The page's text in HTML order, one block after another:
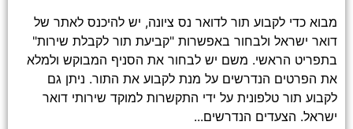
מבוא כדי לקבוע תור לדואר נס ציונה, יש להיכנס לאתר של
דואר ישראל ולבחור באפשרות "קביעת תור לקבלת שירות"
בתפריט הראשי. משם יש לבחור את הסניף המבוקש ולמלא
את הפרטים הנדרשים על מנת לקבוע את התור. ניתן גם
לקבוע תור טלפונית על ידי התקשרות למוקד שירותי דואר
ישראל. הצעדים הנדרשים...